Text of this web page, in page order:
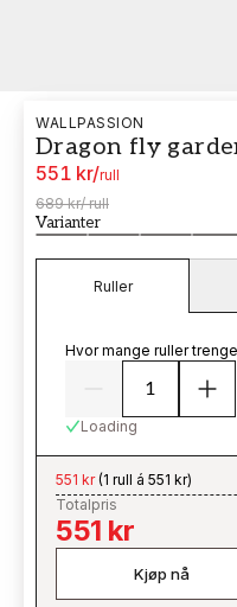
WALLPASSION
Dragon fly
551 kr/rull
689 kr/rull
Varianter
Ruller
Hvor mange ruller
Loading
551 kr(1 rull á 551 kr)
Totalpris
551 kr
Kjøp nå